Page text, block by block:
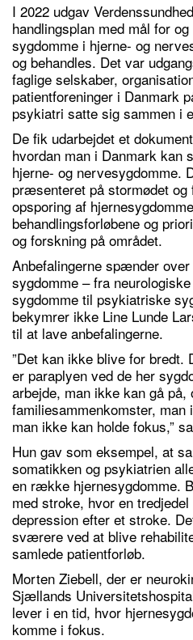
I 2022 udgav
handlingsplan med mål for
sygdomme i hjerne- og
og behandles. Det var
faglige selskaber,
patientforeninger i Danmark
psykiatri satte sig sammen i
De fik udarbejdet et
hvordan man i Danmark kan
hjerne- og nervesygdomme.
præsenteret på stormødet
opsporing af
behandlingsforløbene og
og forskning på området.
Anbefalingerne spænder
sygdomme – fra
sygdomme til psykiatriske
bekymrer ikke Line Lunde
til at lave anbefalingerne.
”Det kan ikke blive for bredt.
er paraplyen ved de her
arbejde, man ikke kan gå på,
familiesammenkomster,
man ikke kan holde fokus,”
Hun gav som eksempel, at
somatikken og psykiatrien
en række hjernesygdomme.
med stroke, hvor en
depression efter et stroke.
sværere ved at blive
samlede patientforløb.
Morten Ziebell, der er
Sjællands
lever i en tid, hvor
komme i fokus.